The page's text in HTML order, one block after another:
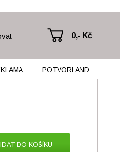
0,- Kč
POTVORLAND
DO KOŠÍKU